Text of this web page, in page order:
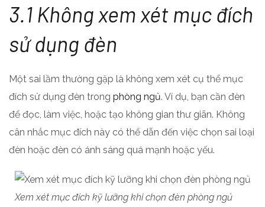
3.1 Không xem xét mục đích
sử dụng đèn
Một sai lầm thường gặp là không xem xét cụ thể mục
đích sử dụng đèn trong phòng ngủ. Ví dụ, bạn cần đèn
để đọc, làm việc, hoặc tạo không gian thư giãn. Không
cân nhắc mục đích này có thể dẫn đến việc chọn sai loại
đèn hoặc đèn có ánh sáng quá mạnh hoặc yếu.
Xem xét mục đích kỹ lưỡng khi chọn đèn phòng ngủ